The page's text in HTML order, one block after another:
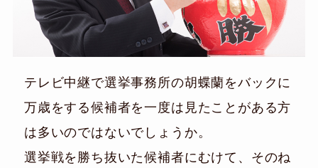
テレビ中継で選挙事務所の胡蝶蘭をバックに
万歳をする候補者を一度は見たことがある方
は多いのではないでしょうか。
選挙戦を勝ち抜いた候補者にむけて、そのね